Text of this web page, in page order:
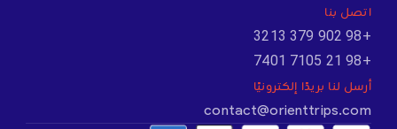
اتصل بنا
+98 902 379 3213
+98 21 7105 7401
أرسل لنا بريدًا إلكترونيًا
contact@orienttrips.com